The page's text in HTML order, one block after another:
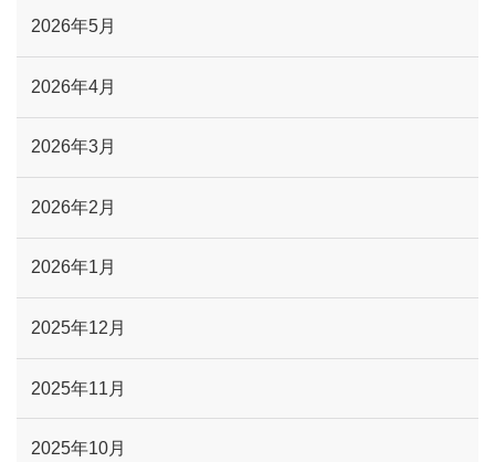
2026年5月
2026年4月
2026年3月
2026年2月
2026年1月
2025年12月
2025年11月
2025年10月